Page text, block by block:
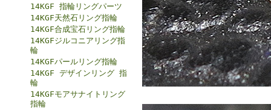
14KGF 指輪リングパーツ
14KGF天然石リング指輪
14KGF合成宝石リング指輪
14KGFジルコニアリング指
輪
14KGFパールリング指輪
14KGF デザインリング 指
輪
14KGFモアサナイトリング
指輪